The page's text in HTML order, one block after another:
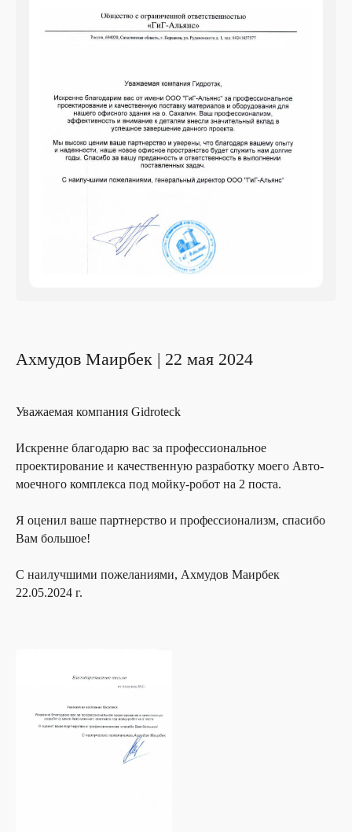
Ахмудов Маирбек | 22 мая 2024
Уважаемая компания Gidroteck
Искренне благодарю вас за профессиональное
проектирование и качественную разработку моего Авто-
моечного комплекса под мойку-робот на 2 поста.
Я оценил ваше партнерство и профессионализм, спасибо
Вам большое!
С наилучшими пожеланиями, Ахмудов Маирбек
22.05.2024 г.